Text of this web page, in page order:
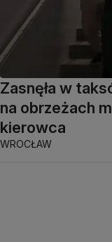
Zasnęła w
na obrzeżach
kierowca
WROCŁAW